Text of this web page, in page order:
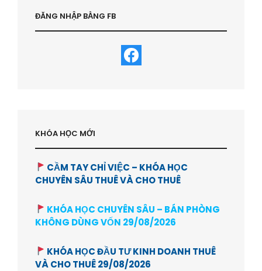
ĐĂNG NHẬP BẰNG FB
KHÓA HỌC MỚI
CẦM TAY CHỈ VIỆC – KHÓA HỌC
CHUYÊN SÂU THUÊ VÀ CHO THUÊ
KHÓA HỌC CHUYÊN SÂU – BÁN PHÒNG
KHÔNG DÙNG VỐN 29/08/2026
KHÓA HỌC ĐẦU TƯ KINH DOANH THUÊ
VÀ CHO THUÊ 29/08/2026